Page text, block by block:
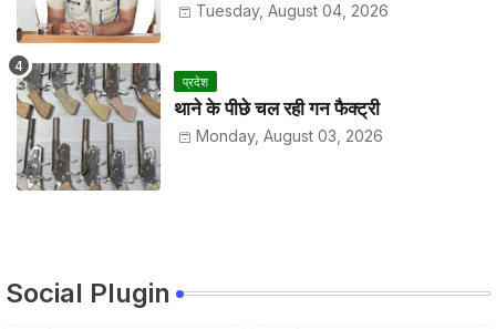
Tuesday, August 04, 2026
प्रदेश
थाने के पीछे चल रही गन फैक्ट्री
Monday, August 03, 2026
Social Plugin